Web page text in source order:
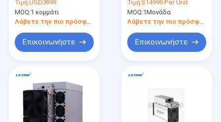
Προϊόντα
Βίντεο
Dogecoin Merge
Mining Machine
Τιμή:USD3999
MOQ:1 κομμάτι
Λάβετε την πιο πρόσφατη τιμή
Επικοινωνήστε
8.2T Μηχανή
εξόρυξης Kaspa
Τιμή:$14999 Per Unit
MOQ:1Μονάδα
Λάβετε την πιο πρόσφατη τιμή
Επικοινωνήστε